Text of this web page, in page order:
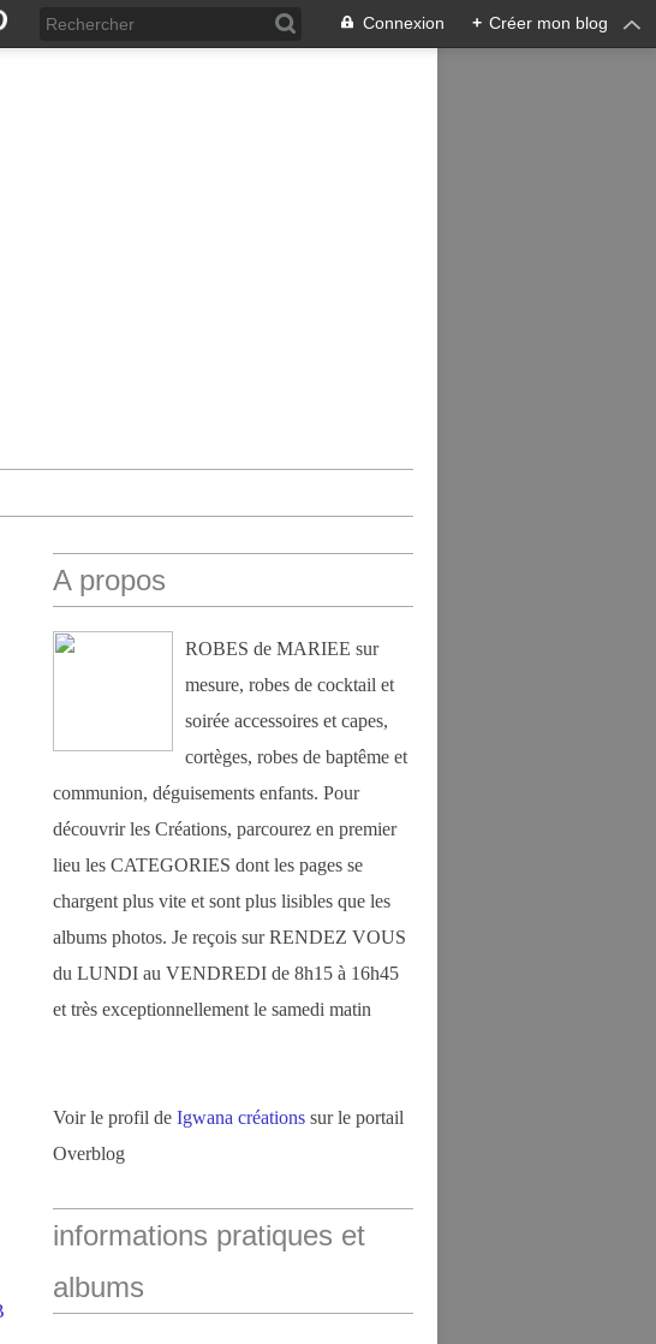
Connexion + Créer mon blog
A propos
ROBES de MARIEE sur
mesure, robes de cocktail et
soirée accessoires et capes,
cortèges, robes de baptême et
communion, déguisements enfants. Pour
découvrir les Créations, parcourez en premier
lieu les CATEGORIES dont les pages se
chargent plus vite et sont plus lisibles que les
albums photos. Je reçois sur RENDEZ VOUS
du LUNDI au VENDREDI de 8h15 à 16h45
et très exceptionnellement le samedi matin
Voir le profil de Igwana créations sur le portail
Overblog
informations pratiques et
albums